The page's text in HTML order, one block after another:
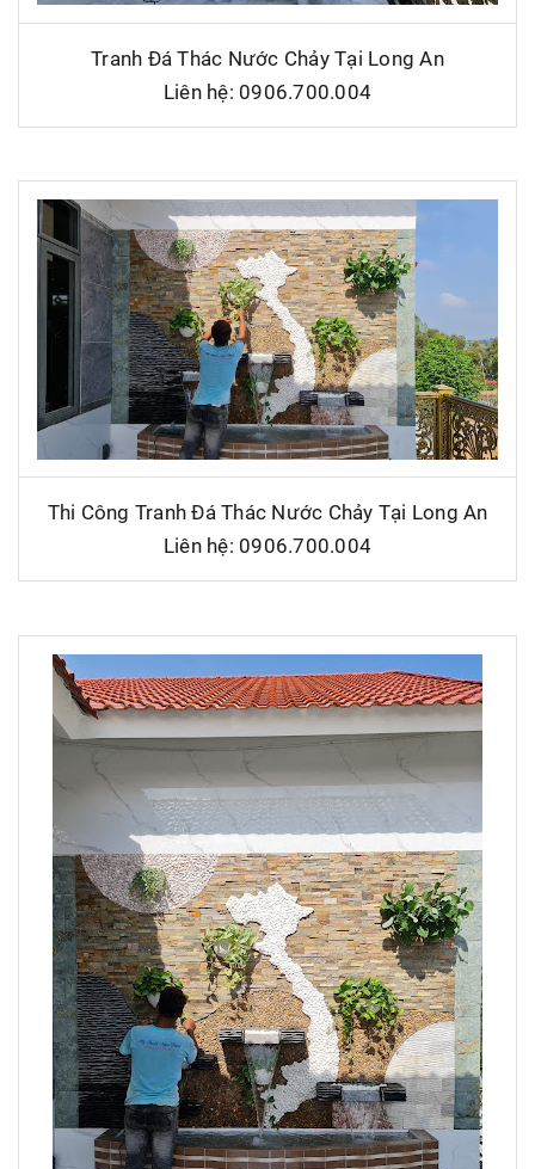
Tranh Đá Thác Nước Chảy Tại Long An
Liên hệ: 0906.700.004
Thi Công Tranh Đá Thác Nước Chảy Tại Long An
Liên hệ: 0906.700.004